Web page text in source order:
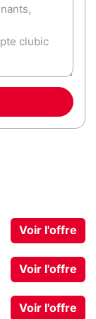
Voir l'offre
Voir l'offre
Voir l'offre